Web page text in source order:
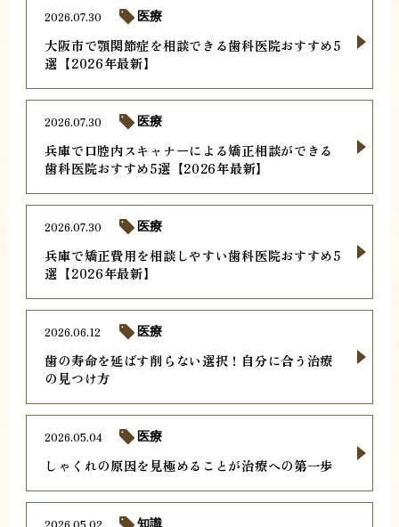
大阪市で顎関節症を相談できる歯科医院おすすめ5
選【2026年最新】
2026.07.30 医療
兵庫で口腔内スキャナーによる矯正相談ができる
歯科医院おすすめ5選【2026年最新】
2026.07.30 医療
兵庫で矯正費用を相談しやすい歯科医院おすすめ5
選【2026年最新】
2026.07.30 医療
歯の寿命を延ばす削らない選択！自分に合う治療
の見つけ方
2026.06.12 医療
しゃくれの原因を見極めることが治療への第一歩
2026.05.04 医療
知識